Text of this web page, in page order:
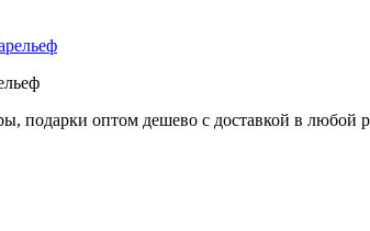
подарки оптом дешево с доставкой в любой